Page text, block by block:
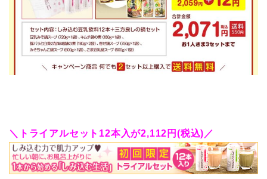
＼トライアルセット12本入が2,112円(税込)／